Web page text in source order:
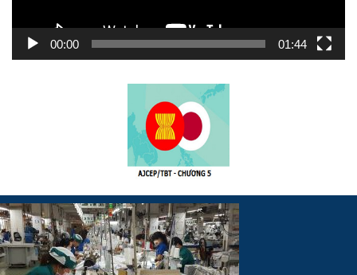
00:00 01:44